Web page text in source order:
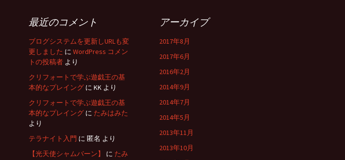
最近のコメント
ブログシステムを更新しURLも変
更しました に WordPress コメン
トの投稿者 より
クリフォートで学ぶ遊戯王の基
本的なプレイング に KK より
クリフォートで学ぶ遊戯王の基
本的なプレイング に たみはみた
より
テラナイト入門 に 匿名 より
【光天使シャムバーン】
に たみ
アーカイブ
2017年8月
2017年6月
2016年2月
2014年9月
2014年7月
2014年5月
2013年11月
2013年10月